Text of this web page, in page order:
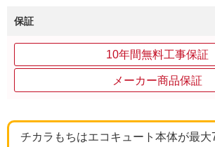
保証
10年間無料工事保証
メーカー商品保証
チカラもちはエコキュート本体が最